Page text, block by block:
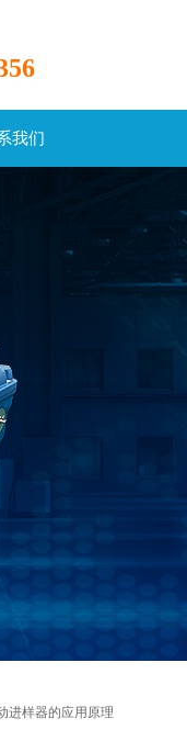
我们
进样器的应用原理